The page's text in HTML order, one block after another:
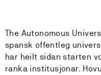
The Autonomous
spansk offentleg
har heilt sidan starten
ranka institusjonar.